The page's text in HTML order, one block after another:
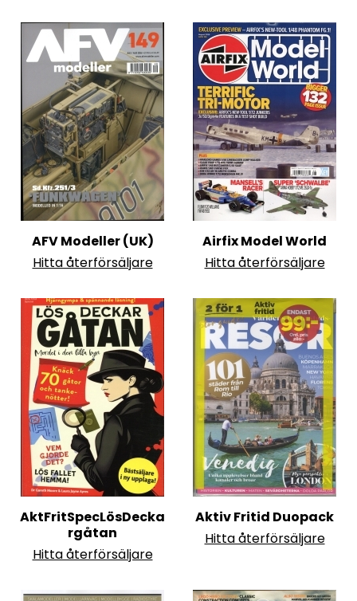
AFV Modeller (UK)
Hitta återförsäljare
Airfix Model World
Hitta återförsäljare
AktFritSpecLösDecka
rgåtan
Hitta återförsäljare
Aktiv Fritid Duopack
Hitta återförsäljare